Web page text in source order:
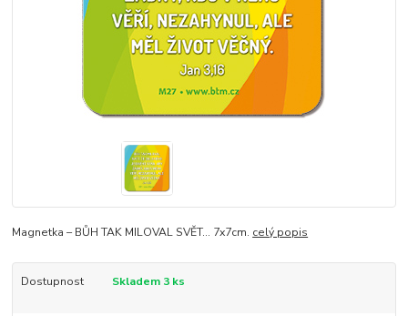
Magnetka – BŮH TAK MILOVAL SVĚT… 7x7cm. celý popis
Dostupnost Skladem 3 ks